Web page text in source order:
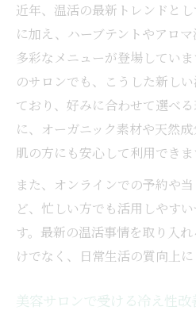
近年、温活の最新トレンドと
に加え、ハーブテントやアロ
多彩なメニューが登場してい
のサロンでも、こうした新し
ており、好みに合わせて選べ
に、オーガニック素材や天然
肌の方にも安心して利用できま
また、オンラインでの予約や
ど、忙しい方でも活用しやす
す。最新の温活事情を取り入
けでなく、日常生活の質向上に
美容サロンで受ける冷え性